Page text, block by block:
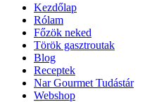
Kezdőlap
Rólam
Főzök neked
Török gasztroutak
Blog
Receptek
Nar Gourmet Tudástár
Webshop